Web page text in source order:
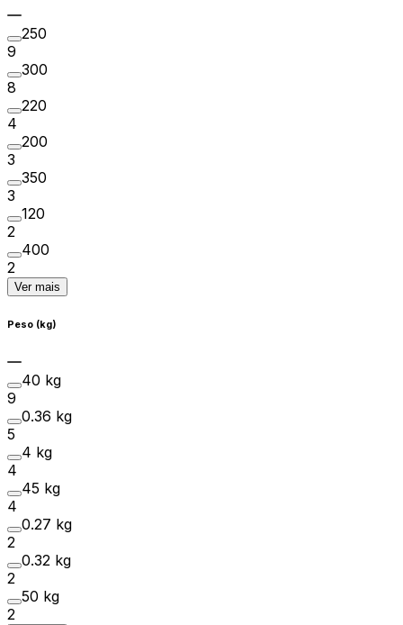
250
9
300
8
220
4
200
3
350
3
120
2
400
2
Ver mais
Peso (kg)
40 kg
9
0.36 kg
5
4 kg
4
45 kg
4
0.27 kg
2
0.32 kg
2
50 kg
2